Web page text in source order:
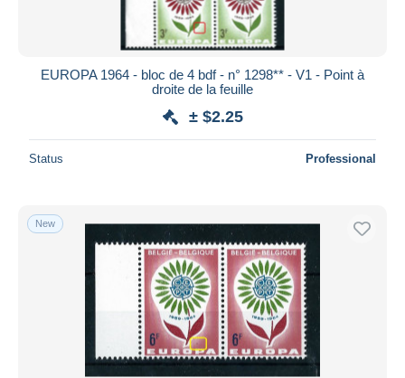
EUROPA 1964 - bloc de 4 bdf - n° 1298** - V1 - Point à
droite de la feuille
± $2.25
Status Professional
New